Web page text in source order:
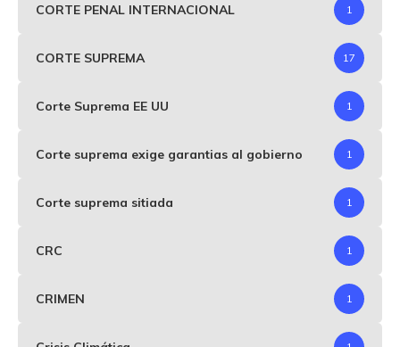
CORTE PENAL INTERNACIONAL 1
CORTE SUPREMA 17
Corte Suprema EE UU 1
Corte suprema exige garantias al gobierno 1
Corte suprema sitiada 1
CRC 1
CRIMEN 1